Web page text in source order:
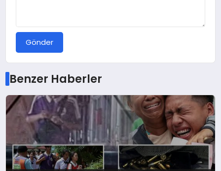
Gönder
Benzer Haberler